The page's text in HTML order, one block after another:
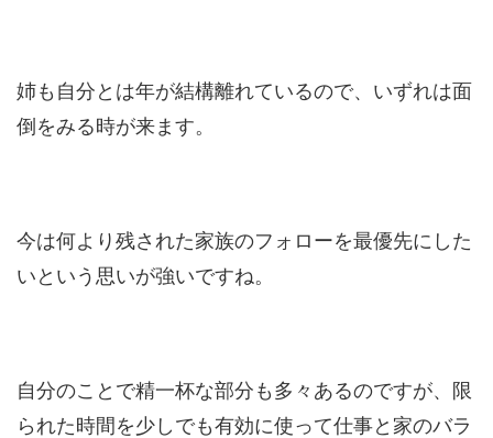
姉も自分とは年が結構離れているので、いずれは面
倒をみる時が来ます。
今は何より残された家族のフォローを最優先にした
いという思いが強いですね。
自分のことで精一杯な部分も多々あるのですが、限
られた時間を少しでも有効に使って仕事と家のバラ